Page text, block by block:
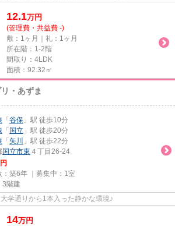
12.1万円
(管理費・共益費 -)
敷：1ヶ月｜礼：1ヶ月
所在階：1-2階
間取り：4LDK
面積：92.32㎡
リ・あずま
「 谷保 」駅 徒歩10分
「 国立 」駅 徒歩20分
「 矢川
」駅 徒歩22分
国立市東 ４丁目26-24
：築6年 ｜募集中： 1室
3階建
学通りから1本入った静かな環境♪
14万円